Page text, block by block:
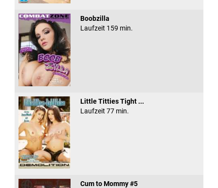
Boobzilla
Laufzeit 159 min.
Little Titties Tight ...
Laufzeit 77 min.
Cum to Mommy #5